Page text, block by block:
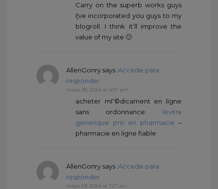
Carry on the superb works guys
I¦ve incorporated you guys to my
blogroll. I think it’ll improve the
value of my site 🙂
AllenGonry says :Accede para
responder
mayo 28, 2024 at 4:57 pm
acheter mГ©dicament en ligne
sans ordonnance: levitra
generique prix en pharmacie –
pharmacie en ligne fiable
AllenGonry says :Accede para
responder
mayo 29, 2024 at 1:27 am